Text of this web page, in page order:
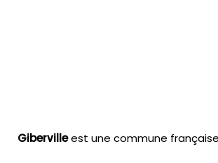
Gibervilleest une commune